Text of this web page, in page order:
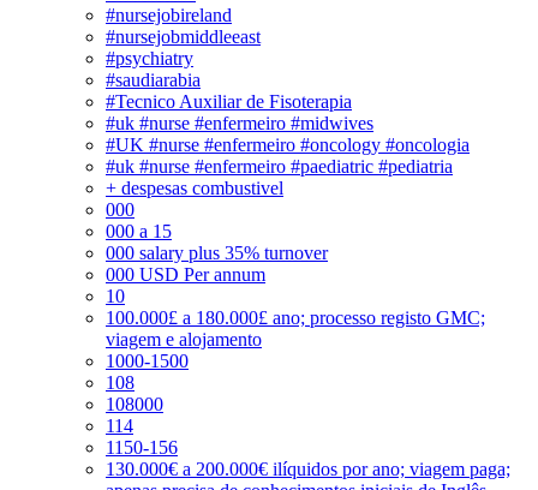
#nursejobireland
#nursejobmiddleeast
#psychiatry
#saudiarabia
#Tecnico Auxiliar de Fisoterapia
#uk #nurse #enfermeiro #midwives
#UK #nurse #enfermeiro #oncology #oncologia
#uk #nurse #enfermeiro #paediatric #pediatria
+ despesas combustivel
000
000 a 15
000 salary plus 35% turnover
000 USD Per annum
10
100.000£ a 180.000£ ano; processo registo GMC;
viagem e alojamento
1000-1500
108
108000
114
1150-156
130.000€ a 200.000€ ilíquidos por ano; viagem paga;